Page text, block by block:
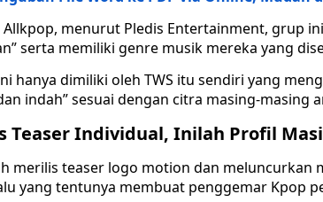
menurut Pledis Entertainment, grup
serta memiliki genre musik mereka yang
hanya dimiliki oleh TWS itu sendiri yang
indah” sesuai dengan citra masing-masing
Teaser Individual, Inilah Profil
merilis teaser logo motion dan meluncurkan
yang tentunya membuat penggemar Kpop